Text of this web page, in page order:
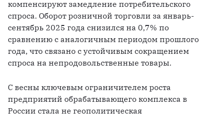
компенсируют замедление потребительского
спроса. Оборот розничной торговли за январь-
сентябрь 2025 года снизился на 0,7% по
сравнению с аналогичным периодом прошлого
года, что связано с устойчивым сокращением
спроса на непродовольственные товары.
С весны ключевым ограничителем роста
предприятий обрабатывающего комплекса в
России стала не геополитическая